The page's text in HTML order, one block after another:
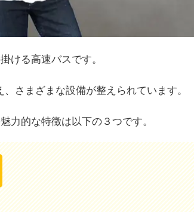
ける高速バスです。
さまざまな設備が整えられています。
力的な特徴は以下の３つです。